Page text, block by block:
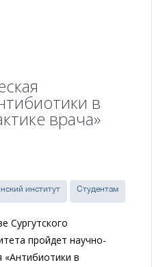
в
врача»
институт Студентам
Сургутского
пройдет научно-
«Антибиотики в